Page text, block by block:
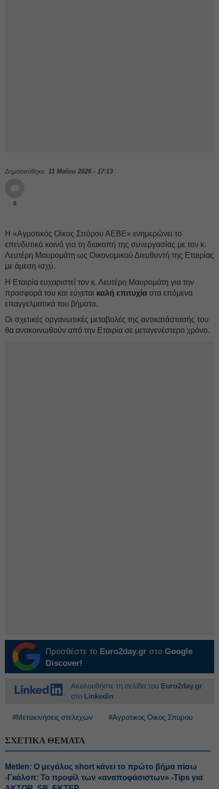
Δημοσιεύθηκε: 11 Μαΐου 2026 - 17:13
0
Η «Αγροτικός Οίκος Σπύρου ΑΕΒΕ» ενημερώνει το
επενδυτικό κοινό για τη διακοπή της συνεργασίας με τον κ.
Λευτέρη Μαυρομάτη ως Οικονομικού Διευθυντή της Εταιρίας
με άμεση ισχύ.
Η Εταιρία ευχαριστεί τον κ. Λευτέρη Μαυρομάτη για την
προσφορά του και εύχεται καλή επιτυχία στα επόμενα
επαγγελματικά του βήματα.
Οι σχετικές οργανωτικές μεταβολές της αντικατάστασής του
θα ανακοινωθούν από την Εταιρία σε μεταγενέστερο χρόνο.
Προσθέστε το Euro2day.gr στο Google
Discover!
Ακολουθήστε τη σελίδα του Euro2day.gr
στο Linkedin
#Μετακινήσεις στελεχών #Αγροτικος Οικος Σπυρου
ΣΧΕΤΙΚΑ ΘΕΜΑΤΑ
Metlen: Ο μεγάλος short κάνει το πρώτο βήμα πίσω
-Γκάλοπ: Το προφίλ των «αναποφάσιστων» -Tips για